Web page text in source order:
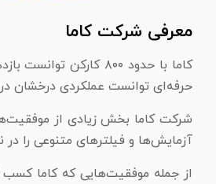
معرفی شرکت کاما
حرفه‌ای توانست عملکردی درخشان
شرکت کاما بخش زیادی از
آزمایش‌ها و فیلتر‌های متنوعی را